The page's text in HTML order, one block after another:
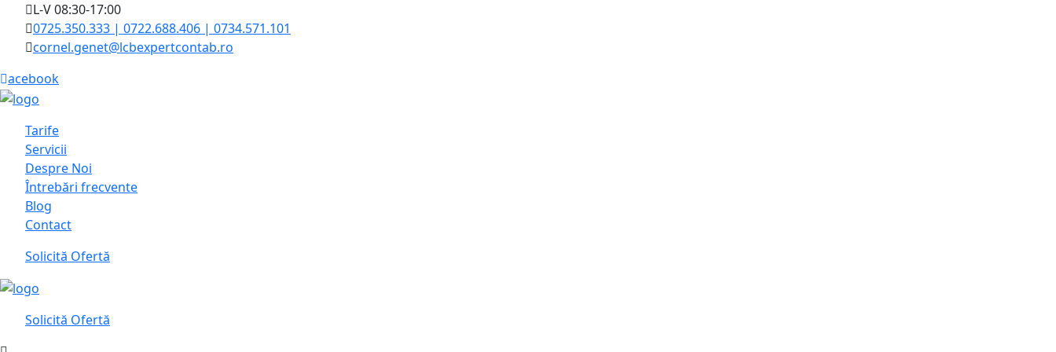
L-V 08:30-17:00
0725.350.333 | 0722.688.406 | 0734.571.101
cornel.genet@lcbexpertcontab.ro
acebook
Tarife
Servicii
Despre Noi
Întrebări frecvente
Blog
Contact
Solicită Ofertă
Solicită Ofertă